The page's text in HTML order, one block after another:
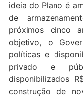
ideia do Plano é
de
próximos cinco
objetivo, o
políticas e
privado e
disponibilizados
construção de